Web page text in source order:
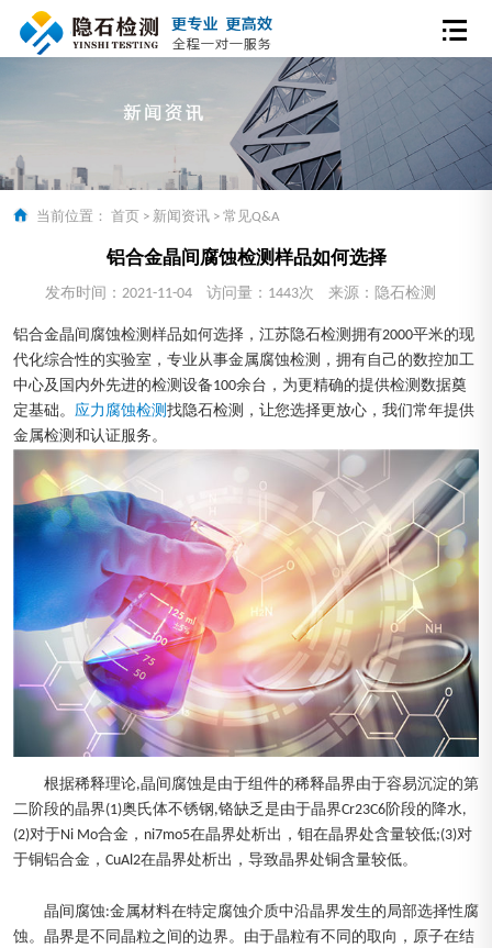
当前位置： 首页 > 新闻资讯 > 常见Q&A
铝合金晶间腐蚀检测样品如何选择
发布时间：2021-11-04 访问量：1443次 来源：隐石检测
铝合金晶间腐蚀检测样品如何选择，江苏隐石检测拥有2000平米的现
代化综合性的实验室，专业从事金属腐蚀检测，拥有自己的数控加工
中心及国内外先进的检测设备100余台，为更精确的提供检测数据奠
定基础。 应力腐蚀检测 找隐石检测，让您选择更放心，我们常年提供
金属检测和认证服务。
根据稀释理论,晶间腐蚀是由于组件的稀释晶界由于容易沉淀的第
二阶段的晶界(1)奥氏体不锈钢,铬缺乏是由于晶界Cr23C6阶段的降水,
(2)对于Ni Mo合金，ni7mo5在晶界处析出，钼在晶界处含量较低;(3)对
于铜铝合金，CuAl2在晶界处析出，导致晶界处铜含量较低。
晶间腐蚀:金属材料在特定腐蚀介质中沿晶界发生的局部选择性腐
蚀。晶界是不同晶粒之间的边界。由于晶粒有不同的取向，原子在结